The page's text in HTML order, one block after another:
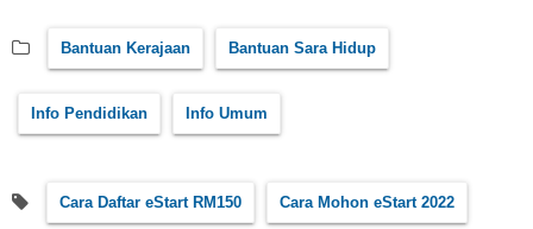
Bantuan Kerajaan Bantuan Sara Hidup
Info Pendidikan Info Umum
Cara Daftar eStart RM150 Cara Mohon eStart 2022